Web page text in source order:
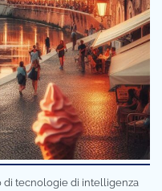
di tecnologie di intelligenza